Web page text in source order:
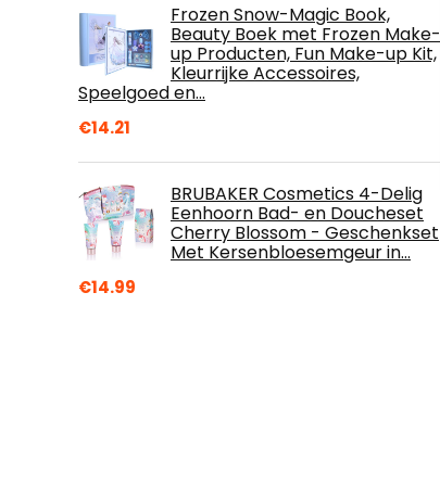
Frozen Snow-Magic Book,
Beauty Boek met Frozen Make-
up Producten, Fun Make-up Kit,
Kleurrijke Accessoires,
Speelgoed en…
€14.21
BRUBAKER Cosmetics 4-Delig
Eenhoorn Bad- en Doucheset
Cherry Blossom - Geschenkset
Met Kersenbloesemgeur in…
€14.99